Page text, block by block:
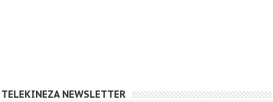
TELEKINEZA NEWSLETTER